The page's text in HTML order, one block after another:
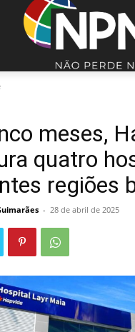
meses,
quatro
regiões
- 28 de abril de 2025